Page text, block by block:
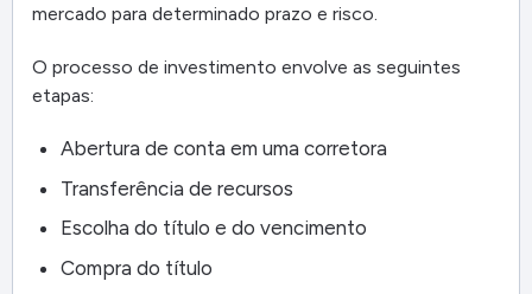
mercado para determinado prazo e risco.
O processo de investimento envolve as seguintes
etapas:
Abertura de conta em uma corretora
Transferência de recursos
Escolha do título e do vencimento
Compra do título